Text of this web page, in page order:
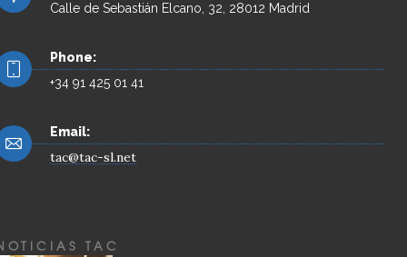
Calle de Sebastián Elcano, 32, 28012 Madrid
Phone:
+34 91 425 01 41
Email:
tac@tac-sl.net
TAC